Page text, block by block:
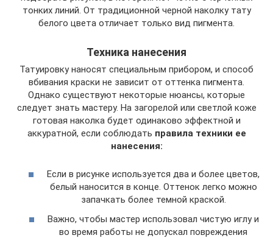
тонких линий. От традиционной черной наколку тату
белого цвета отличает только вид пигмента.
Техника нанесения
Татуировку наносят специальным прибором, и способ
вбивания краски не зависит от оттенка пигмента.
Однако существуют некоторые нюансы, которые
следует знать мастеру. На загорелой или светлой коже
готовая наколка будет одинаково эффектной и
аккуратной, если соблюдать правила техники ее
нанесения:
Если в рисунке используется два и более цветов,
белый наносится в конце. Оттенок легко можно
запачкать более темной краской.
Важно, чтобы мастер использовал чистую иглу и
во время работы не допускал повреждения